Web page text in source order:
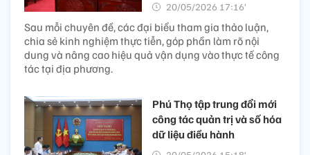
20/05/2026 17:16’
Sau mỗi chuyên đề, các đại biểu tham gia thảo luận,
chia sẻ kinh nghiệm thực tiễn, góp phần làm rõ nội
dung và nâng cao hiệu quả vận dụng vào thực tế công
tác tại địa phương.
Phú Thọ tập trung đổi mới
công tác quản trị và số hóa
dữ liệu điều hành